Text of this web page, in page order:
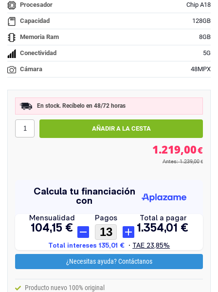
Procesador Chip A18
Capacidad 128GB
Memoria Ram 8GB
Conectividad 5G
Cámara 48MPX
En stock. Recíbelo en 48/72 horas
1.219,00€
Antes: 1.239,00 €
¿Necesitas ayuda? Contáctanos
Producto nuevo 100% original